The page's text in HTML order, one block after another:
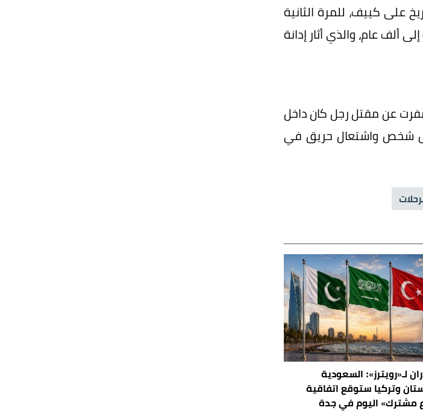
على كييف، للمرة الثانية
ألف عام، والذي أثار إدانة
عن مقتل رجل كان داخل
شخص واشتعال حريق في
لـ«رويترز»: السعودية
وتركيا ستوقع اتفاقية
مشترك» اليوم في جدة